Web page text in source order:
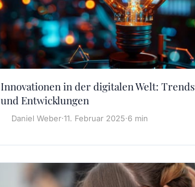
Innovationen in der digitalen Welt: Trends
und Entwicklungen
Daniel Weber·11. Februar 2025·6 min